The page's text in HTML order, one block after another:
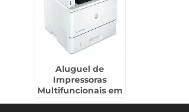
Aluguel de
Impressoras
Multifuncionais em
Catanduva